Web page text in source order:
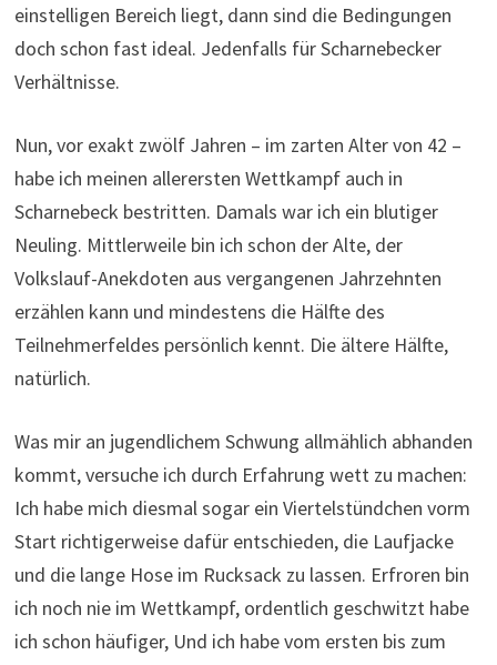
einstelligen Bereich liegt, dann sind die Bedingungen
doch schon fast ideal. Jedenfalls für Scharnebecker
Verhältnisse.
Nun, vor exakt zwölf Jahren – im zarten Alter von 42 –
habe ich meinen allerersten Wettkampf auch in
Scharnebeck bestritten. Damals war ich ein blutiger
Neuling. Mittlerweile bin ich schon der Alte, der
Volkslauf-Anekdoten aus vergangenen Jahrzehnten
erzählen kann und mindestens die Hälfte des
Teilnehmerfeldes persönlich kennt. Die ältere Hälfte,
natürlich.
Was mir an jugendlichem Schwung allmählich abhanden
kommt, versuche ich durch Erfahrung wett zu machen:
Ich habe mich diesmal sogar ein Viertelstündchen vorm
Start richtigerweise dafür entschieden, die Laufjacke
und die lange Hose im Rucksack zu lassen. Erfroren bin
ich noch nie im Wettkampf, ordentlich geschwitzt habe
ich schon häufiger, Und ich habe vom ersten bis zum